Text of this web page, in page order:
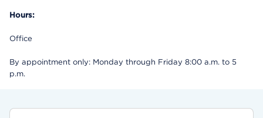
Hours:
Office
By appointment only: Monday through Friday 8:00 a.m. to 5
p.m.